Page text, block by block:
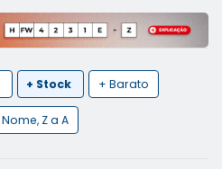
+ Stock + Barato
Nome, Z a A